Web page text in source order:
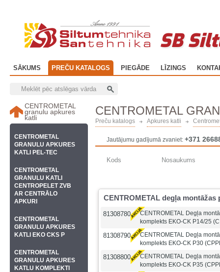
SB
SĀKUMS PREČU KATALOGS PIEGĀDE LĪZINGS
CENTROMETAL
Preču katalogs Apkures katli
Jautājumu gadījumā zvaniet: +371
Kods Nosaukums
CENTROMETAL degļa
81308780
CENTROMETAL Degļa
komplekts EKO-CK P14/25
81308790
CENTROMETAL Degļa
komplekts EKO-CK P30
81308800
CENTROMETAL Degļa
komplekts EKO-CK P35
CENTROMETAL
granulu apkures
katli
CENTROMETAL
GRANULU APKURES
KATLI PEL-TEC
CENTROMETAL
GRANULU KATLI
CENTROPELET ZVB
AR CENTRĀLO
APKURI
CENTROMETAL
GRANULU APKURES
KATLI EKO CKS P
CENTROMETAL
GRANULU APKURES
KATLU KOMPLEKTI